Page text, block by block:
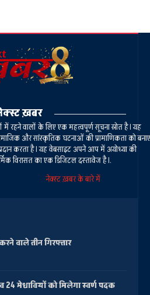
ख़बर
रहने वालों के लिए एक महत्वपूर्ण सूचना स्रोत है। यह
और सांस्कृतिक घटनाओं की प्रामाणिकता को बनाए
करता है। यह वेबसाइट अपने आप में अयोध्या की
विरासत का एक डिजिटल दस्तावेज है।.
नेक्स्ट ख़बर के बारे में
वाले तीन गिरफ्तार
24 मेधावियों को मिलेगा स्वर्ण पदक